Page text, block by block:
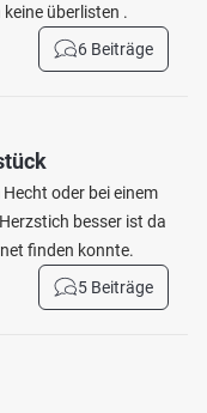
überlisten .
6 Beiträge
oder bei einem
besser ist da
finden konnte.
5 Beiträge